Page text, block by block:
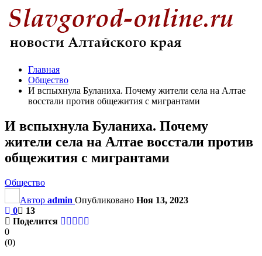
Главная
Общество
И вспыхнула Буланиха. Почему жители села на Алтае
восстали против общежития с мигрантами
И вспыхнула Буланиха. Почему
жители села на Алтае восстали против
общежития с мигрантами
Общество
Автор admin Опубликовано Ноя 13, 2023
0
13
Поделится
0
(0)